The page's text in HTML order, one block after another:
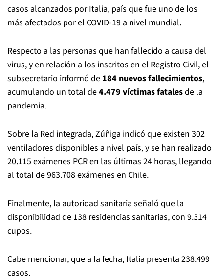
casos alcanzados por Italia, país que fue uno de los
más afectados por el COVID-19 a nivel mundial.
Respecto a las personas que han fallecido a causa del
virus, y en relación a los inscritos en el Registro Civil, el
subsecretario informó de 184 nuevos fallecimientos,
acumulando un total de4.479 víctimas fatalesde la
pandemia.
Sobre la Red integrada, Zúñiga indicó que existen 302
ventiladores disponibles a nivel país, y se han realizado
20.115 exámenes PCR en las últimas 24 horas, llegando
al total de 963.708 exámenes en Chile.
Finalmente, la autoridad sanitaria señaló que la
disponibilidad de 138 residencias sanitarias, con 9.314
cupos.
Cabe mencionar, que a la fecha, Italia presenta 238.499
casos.